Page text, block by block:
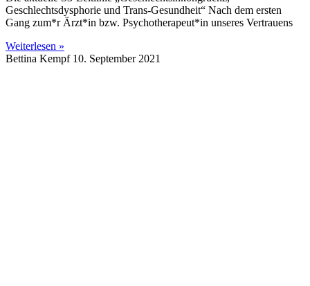
Geschlechtsdysphorie und Trans-Gesundheit“ Nach dem ersten
Gang zum*r Ärzt*in bzw. Psychotherapeut*in unseres Vertrauens
Weiterlesen »
Bettina Kempf 10. September 2021